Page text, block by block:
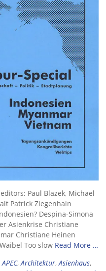
Paul Blazek, Michael
Patrick Ziegenhain
Despina-Simona
Asienkrise Christiane
Christiane Heinen
Too slow Read More …
APEC, Architektur, Asienhaus,